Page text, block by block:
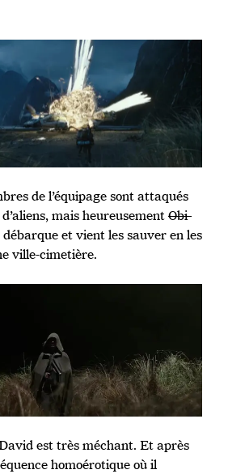
de l’équipage sont attaqués
mais heureusementObi-
et vient les sauver en les
ville-cimetière.
est très méchant. Et après
homoérotique où il